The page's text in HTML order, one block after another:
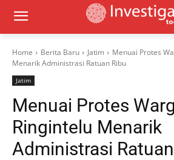
Home Berita Baru Jatim
Menuai Protes
Menarik Administrasi Ratuan Ribu
Jatim
Menuai Protes
Ringintelu Menarik
Administrasi